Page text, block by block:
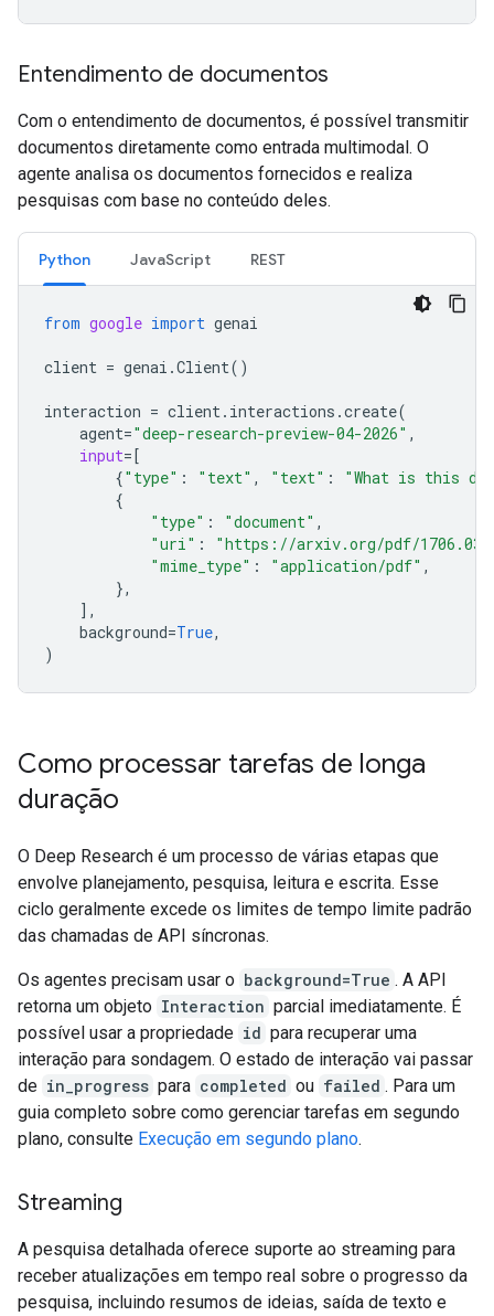
Entendimento de documentos
Com o entendimento de documentos, é possível transmitir
documentos diretamente como entrada multimodal. O
agente analisa os documentos fornecidos e realiza
pesquisas com base no conteúdo deles.
Python JavaScript REST
from google import genai
client = genai .Client()
interaction = client. interactions .create(
agent="deep-research-preview-04-2026" ,
input=[
{"type" : "text" , "text" :
"What is this
{
"type" : "document" ,
"uri" :
"https://arxiv.org/pdf/
"mime_type" : "application/pdf" ,
},
],
background=True,
)
Como processar tarefas de longa
duração
O Deep Research é um processo de várias etapas que
envolve planejamento, pesquisa, leitura e escrita. Esse
ciclo geralmente excede os limites de tempo limite padrão
das chamadas de API síncronas.
Os agentes precisam usar o background=True . A API
retorna um objeto Interaction parcial imediatamente. É
possível usar a propriedade id para recuperar uma
interação para sondagem. O estado de interação vai passar
de in_progress para completed ou failed . Para um
guia completo sobre como gerenciar tarefas em segundo
plano, consulte Execução em segundo plano.
Streaming
A pesquisa detalhada oferece suporte ao streaming para
receber atualizações em tempo real sobre o progresso da
pesquisa, incluindo resumos de ideias, saída de texto e